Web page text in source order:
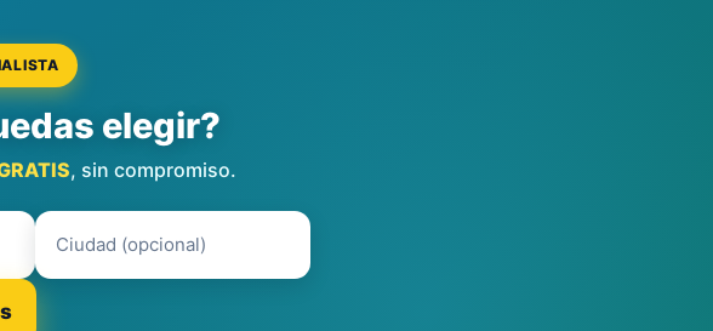
elegir?
, sin compromiso.